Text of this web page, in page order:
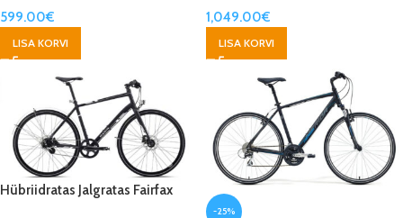
599.00€
LISA KORVI
1,049.00€
LISA KORVI
Hübriidratas Jalgratas Fairfax
-25%